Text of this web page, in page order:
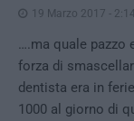
19 Marzo 2017 - 2:14
….ma quale pazzo
forza di
dentista era in
1000 al giorno di